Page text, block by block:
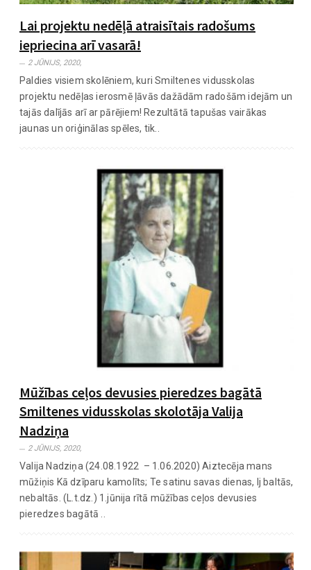
Lai projektu nedēļā atraisītais radošums
iepriecina arī vasarā!
2 JŪNIJS, 2020,
Paldies visiem skolēniem, kuri Smiltenes vidusskolas
projektu nedēļas ierosmē ļāvās dažādām radošām idejām un
tajās dalījās arī ar pārējiem! Rezultātā tapušas vairākas
jaunas un oriģinālas spēles, tik..
Mūžības ceļos devusies pieredzes bagātā
Smiltenes vidusskolas skolotāja Valija
Nadziņa
2 JŪNIJS, 2020,
Valija Nadziņa (24.08.1922 – 1.06.2020) Aiztecēja mans
mūžiņis Kā dzīparu kamolīts; Te satinu savas dienas, Ij baltās,
nebaltās. (L.t.dz.) 1.jūnija rītā mūžības ceļos devusies
pieredzes bagātā ..